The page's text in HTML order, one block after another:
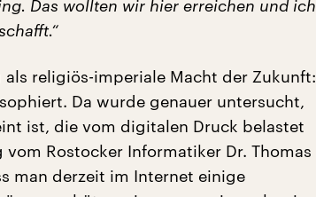
Das wollten wir hier erreichen und ich
religiös-imperiale Macht der Zukunft:
Da wurde genauer untersucht,
ist, die vom digitalen Druck belastet
Rostocker Informatiker Dr. Thomas
man derzeit im Internet einige